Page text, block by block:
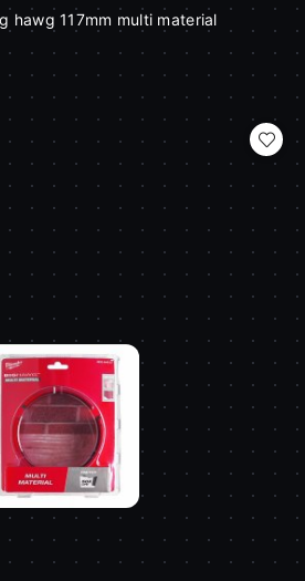
hawg 117mm multi material